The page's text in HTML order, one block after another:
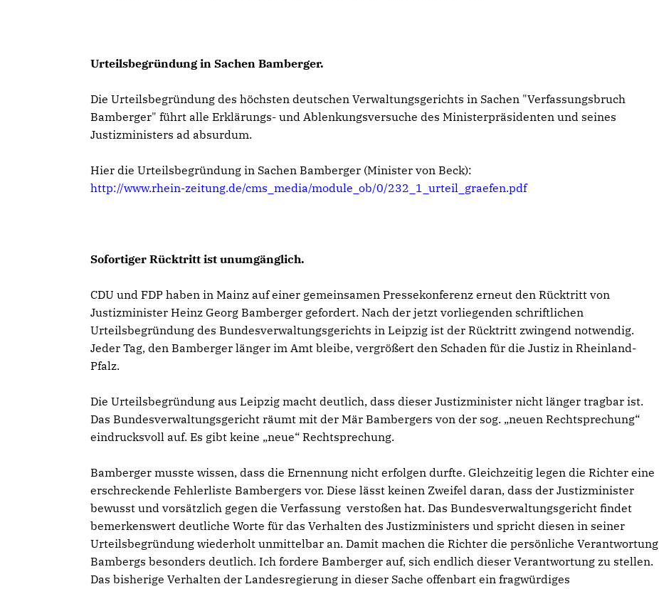
Urteilsbegründung in Sachen Bamberger.
Die Urteilsbegründung des höchsten deutschen Verwaltungsgerichts in Sachen "Verfassungsbruch
Bamberger" führt alle Erklärungs- und Ablenkungsversuche des Ministerpräsidenten und seines
Justizministers ad absurdum.
Hier die Urteilsbegründung in Sachen Bamberger (Minister von Beck):
http://www.rhein-zeitung.de/cms_media/module_ob/0/232_1_urteil_graefen.pdf
Sofortiger Rücktritt ist unumgänglich.
CDU und FDP haben in Mainz auf einer gemeinsamen Pressekonferenz erneut den Rücktritt von
Justizminister Heinz Georg Bamberger gefordert. Nach der jetzt vorliegenden schriftlichen
Urteilsbegründung des Bundesverwaltungsgerichts in Leipzig ist der Rücktritt zwingend notwendig.
Jeder Tag, den Bamberger länger im Amt bleibe, vergrößert den Schaden für die Justiz in Rheinland-
Pfalz.
Die Urteilsbegründung aus Leipzig macht deutlich, dass dieser Justizminister nicht länger tragbar ist.
Das Bundesverwaltungsgericht räumt mit der Mär Bambergers von der sog. „neuen Rechtsprechung“
eindrucksvoll auf. Es gibt keine „neue“ Rechtsprechung.
Bamberger musste wissen, dass die Ernennung nicht erfolgen durfte. Gleichzeitig legen die Richter eine
erschreckende Fehlerliste Bambergers vor. Diese lässt keinen Zweifel daran, dass der Justizminister
bewusst und vorsätzlich gegen die Verfassung verstoßen hat. Das Bundesverwaltungsgericht findet
bemerkenswert deutliche Worte für das Verhalten des Justizministers und spricht diesen in seiner
Urteilsbegründung wiederholt unmittelbar an. Damit machen die Richter die persönliche Verantwortung
Bambergs besonders deutlich. Ich fordere Bamberger auf, sich endlich dieser Verantwortung zu stellen.
Das bisherige Verhalten der Landesregierung in dieser Sache offenbart ein fragwürdiges